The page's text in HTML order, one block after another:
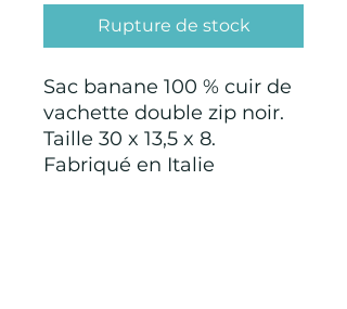
Rupture de stock
Sac banane 100 % cuir de
vachette double zip noir.
Taille 30 x 13,5 x 8.
Fabriqué en Italie